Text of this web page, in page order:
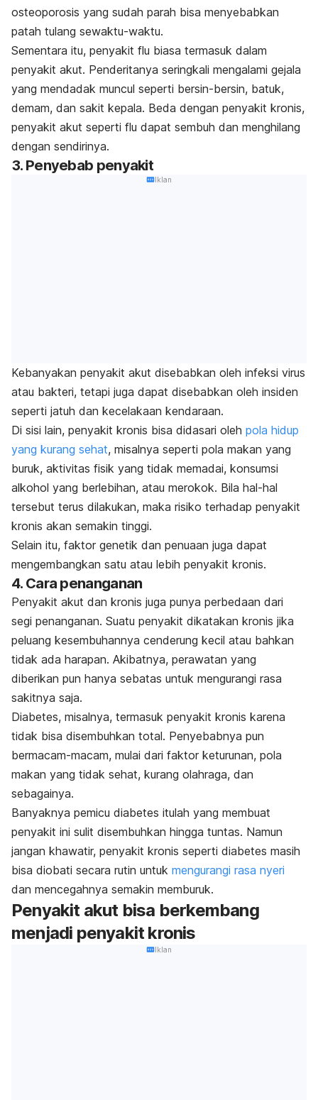
osteoporosis yang sudah parah bisa menyebabkan
patah tulang sewaktu-waktu.
Sementara itu, penyakit flu biasa termasuk dalam
penyakit akut. Penderitanya seringkali mengalami gejala
yang mendadak muncul seperti bersin-bersin, batuk,
demam, dan sakit kepala. Beda dengan penyakit kronis,
penyakit akut seperti flu dapat sembuh dan menghilang
dengan sendirinya.
3. Penyebab penyakit
Iklan
Kebanyakan penyakit akut disebabkan oleh infeksi virus
atau bakteri, tetapi juga dapat disebabkan oleh insiden
seperti jatuh dan kecelakaan kendaraan.
Di sisi lain, penyakit kronis bisa didasari oleh pola hidup
yang kurang sehat, misalnya seperti pola makan yang
buruk, aktivitas fisik yang tidak memadai, konsumsi
alkohol yang berlebihan, atau merokok. Bila hal-hal
tersebut terus dilakukan, maka risiko terhadap penyakit
kronis akan semakin tinggi.
Selain itu, faktor genetik dan penuaan juga dapat
mengembangkan satu atau lebih penyakit kronis.
4. Cara penanganan
Penyakit akut dan kronis juga punya perbedaan dari
segi penanganan. Suatu penyakit dikatakan kronis jika
peluang kesembuhannya cenderung kecil atau bahkan
tidak ada harapan. Akibatnya, perawatan yang
diberikan pun hanya sebatas untuk mengurangi rasa
sakitnya saja.
Diabetes, misalnya, termasuk penyakit kronis karena
tidak bisa disembuhkan total. Penyebabnya pun
bermacam-macam, mulai dari faktor keturunan, pola
makan yang tidak sehat, kurang olahraga, dan
sebagainya.
Banyaknya pemicu diabetes itulah yang membuat
penyakit ini sulit disembuhkan hingga tuntas. Namun
jangan khawatir, penyakit kronis seperti diabetes masih
bisa diobati secara rutin untuk mengurangi rasa nyeri
dan mencegahnya semakin memburuk.
Penyakit akut bisa berkembang
menjadi penyakit kronis
Iklan